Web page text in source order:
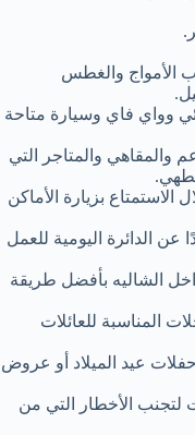
الأمواج والغطس
وواي فاي وسيارة متاحة
والمقاهي والمتاجر التي
الاستمتاع بزيارة الأماكن
عن الدائرة اليومية للعمل
الشاليه بأفضل طريقة
المناسبة للعائلات
عيد الميلاد أو عروض
لتجنب الأخطار التي من